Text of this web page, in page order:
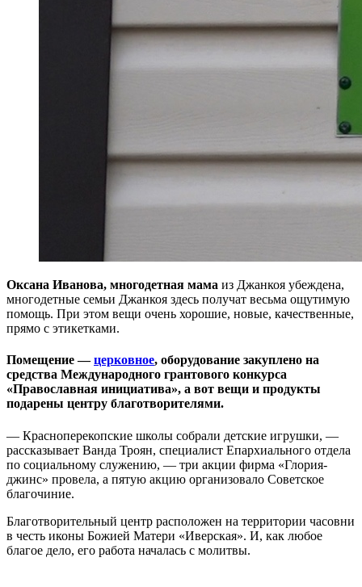
Оксана Иванова, многодетная мама из Джанкоя убеждена,
многодетные семьи Джанкоя здесь получат весьма ощутимую
помощь. При этом вещи очень хорошие, новые, качественные,
прямо с этикетками.
Помещение —церковное, оборудование закуплено на
средства Международного грантового конкурса
«Православная инициатива», а вот вещи и продукты
подарены центру благотворителями.
— Красноперекопские школы собрали детские игрушки, —
рассказывает Ванда Троян, специалист Епархиального отдела
по социальному служению, — три акции фирма «Глория-
джинс» провела, а пятую акцию организовало Советское
благочиние.
Благотворительный центр расположен на территории часовни
в честь иконы Божией Матери «Иверская». И, как любое
благое дело, его работа началась с молитвы.